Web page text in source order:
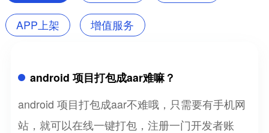
APP上架 增值服务
android 项目打包成aar难嘛？
android 项目打包成aar不难哦，只需要有手机网
站，就可以在线一键打包，注册一门开发者账